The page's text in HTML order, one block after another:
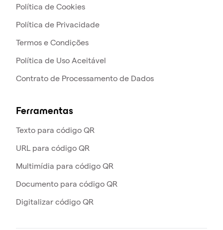
Política de Cookies
Política de Privacidade
Termos e Condições
Política de Uso Aceitável
Contrato de Processamento de Dados
Ferramentas
Texto para código QR
URL para código QR
Multimídia para código QR
Documento para código QR
Digitalizar código QR